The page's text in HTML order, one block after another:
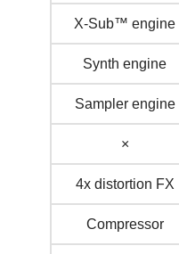
X-Sub™ engine
Synth engine
Sampler engine
×
4x distortion FX
Compressor